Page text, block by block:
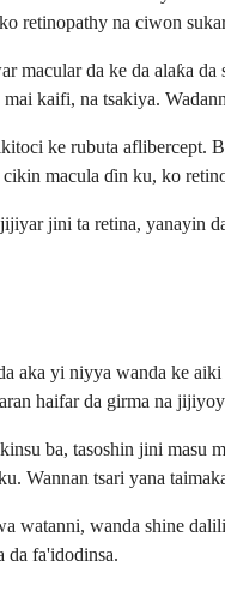
retinopathy na ciwon
macular da ke da alaƙa
kaifi, na tsakiya.
ke rubuta aflibercept.
macula ɗin ku, ko
jini ta retina, yanayin
aka yi niyya wanda ke
haifar da girma na
ba, tasoshin jini masu
Wannan tsari yana
watanni, wanda shine
da fa'idodinsa.